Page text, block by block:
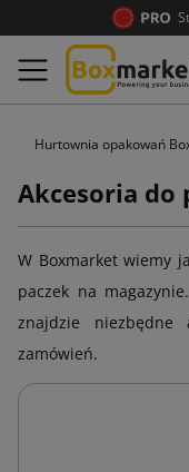
Hurtownia opakowań
Akcesoria do
W Boxmarket wiemy
paczek na
znajdzie niezbędne
zamówień.